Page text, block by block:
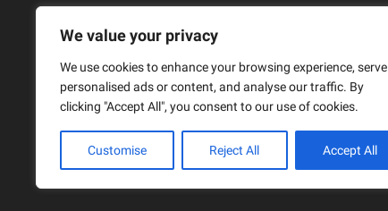
We value your privacy
We use cookies to enhance your browsing experience, serve
personalised ads or content, and analyse our traffic. By
clicking "Accept All", you consent to our use of cookies.
Customise Reject All Accept All